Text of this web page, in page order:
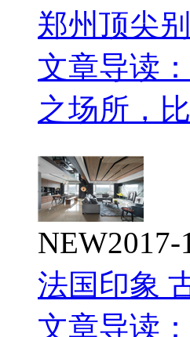
郑州顶尖
文章导读
之场所，
NEW
法国印象
文章导读